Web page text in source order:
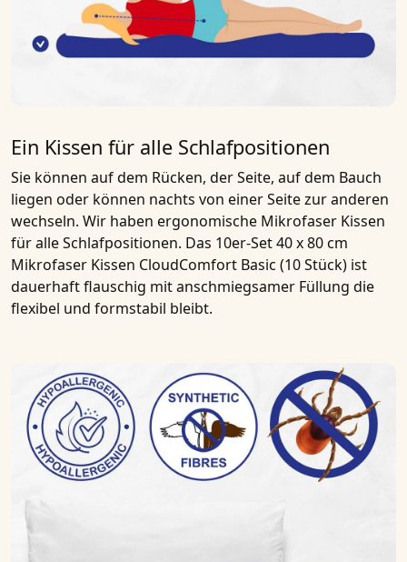
Ein Kissen für alle Schlafpositionen
Sie können auf dem Rücken, der Seite, auf dem Bauch
liegen oder können nachts von einer Seite zur anderen
wechseln. Wir haben ergonomische Mikrofaser Kissen
für alle Schlafpositionen. Das 10er-Set 40 x 80 cm
Mikrofaser Kissen CloudComfort Basic (10 Stück) ist
dauerhaft flauschig mit anschmiegsamer Füllung die
flexibel und formstabil bleibt.